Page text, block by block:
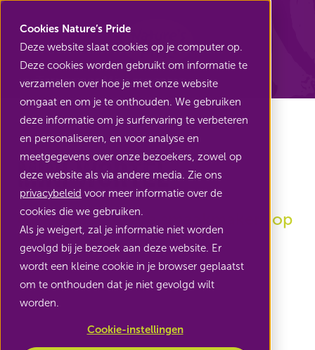
Cookies Nature’s Pride
Deze website slaat cookies op je computer op.
Deze cookies worden gebruikt om informatie te
verzamelen over hoe je met onze website
omgaat en om je te onthouden. We gebruiken
deze informatie om je surfervaring te verbeteren
en personaliseren, en voor analyse en
meetgegevens over onze bezoekers, zowel op
deze website als via andere media. Zie ons
privacybeleid voor meer informatie over de
cookies die we gebruiken.
Als je weigert, zal je informatie niet worden
gevolgd bij je bezoek aan deze website. Er
wordt een kleine cookie in je browser geplaatst
om te onthouden dat je niet gevolgd wilt
worden.
Cookie-instellingen
Terug naar Mini groenten
Mini wortel
Onweerstaanbare smaakmakers op
het bord